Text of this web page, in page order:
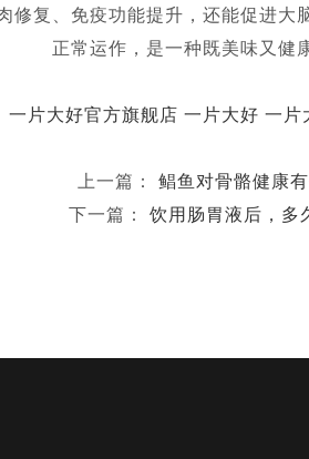
复、免疫功能提升，还能促进
正常运作，是一种既美味又健
一片大好官方旗舰店 一片大好 一片
上一篇： 鲳鱼对骨骼健康
下一篇： 饮用肠胃液后，多